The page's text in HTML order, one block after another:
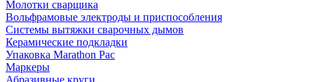
Молотки сварщика
Вольфрамовые электроды и приспособления
Системы вытяжки сварочных дымов
Керамические подкладки
Упаковка Marathon Pac
Маркеры
Абразивные круги